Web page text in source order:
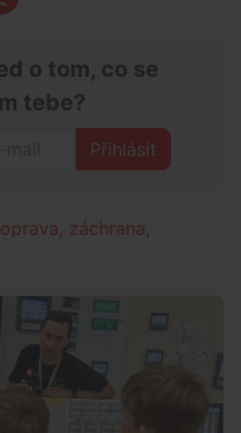
o tom, co se
tebe?
Přihlásit
záchrana